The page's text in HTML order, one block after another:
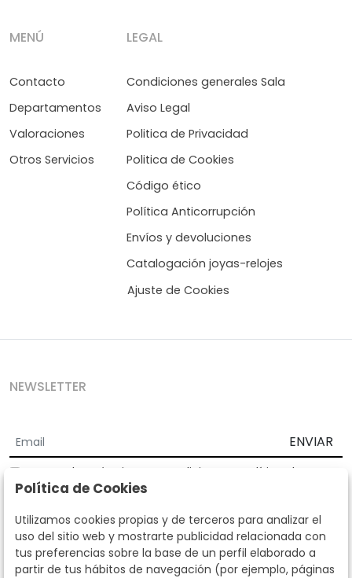
MENÚ
Contacto
Departamentos
Valoraciones
Otros Servicios
LEGAL
Condiciones generales Sala
Aviso Legal
Politica de Privacidad
Politica de Cookies
Código ético
Política Anticorrupción
Envíos y devoluciones
Catalogación joyas-relojes
Ajuste de Cookies
NEWSLETTER
ENVIAR
Acepto los Términos y Condiciones
Política de
privacidad
Según la LOPD y disposiciones de desarrollo, informamos que sus
datos personales serán tratados por parte de Subastas Segre con la
finalidad de gestionar la relación comercial. Puede ejercitar los
derechos de acceso, rectificación, cancelación, oposición y demás
derechos en los términos establecidos en la normativa vigente
Política de Cookies
Utilizamos cookies propias y de terceros para analizar el
uso del sitio web y mostrarte publicidad relacionada con
tus preferencias sobre la base de un perfil elaborado a
partir de tus hábitos de navegación (por ejemplo, páginas